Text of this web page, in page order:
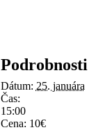
Podrobnosti
Dátum: 25. januára
Čas:
15:00
Cena: 10€